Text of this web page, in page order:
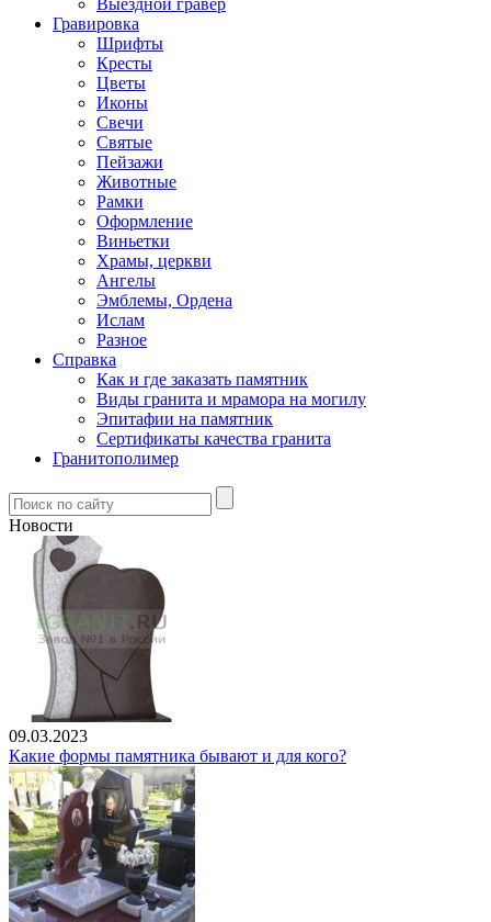
Выездной гравер
Гравировка
Шрифты
Кресты
Цветы
Иконы
Свечи
Святые
Пейзажи
Животные
Рамки
Оформление
Виньетки
Храмы, церкви
Ангелы
Эмблемы, Ордена
Ислам
Разное
Справка
Как и где заказать памятник
Виды гранита и мрамора на могилу
Эпитафии на памятник
Сертификаты качества гранита
Гранитополимер
Новости
09.03.2023
Какие формы памятника бывают и для кого?